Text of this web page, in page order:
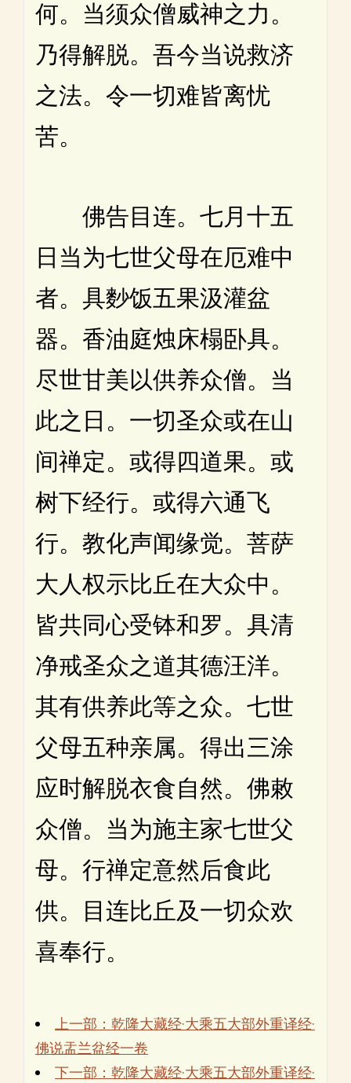
何。当须众僧威神之力。
乃得解脱。吾今当说救济
之法。令一切难皆离忧
苦。
佛告目连。七月十五
日当为七世父母在厄难中
者。具麨饭五果汲灌盆
器。香油庭烛床榻卧具。
尽世甘美以供养众僧。当
此之日。一切圣众或在山
间禅定。或得四道果。或
树下经行。或得六通飞
行。教化声闻缘觉。菩萨
大人权示比丘在大众中。
皆共同心受钵和罗。具清
净戒圣众之道其德汪洋。
其有供养此等之众。七世
父母五种亲属。得出三涂
应时解脱衣食自然。佛敕
众僧。当为施主家七世父
母。行禅定意然后食此
供。目连比丘及一切众欢
喜奉行。
上一部：乾隆大藏经·大乘五大部外重译经·
佛说盂兰盆经一卷
下一部：乾隆大藏经·大乘五大部外重译经·